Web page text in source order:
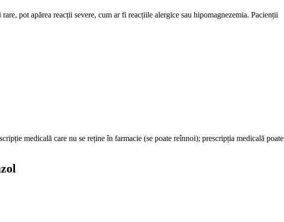
pot apărea reacții severe, cum ar fi reacțiile alergice sau hipomagnezemia. Pacienții
medicală care nu se reține în farmacie (se poate reînnoi); prescripția medicală poate